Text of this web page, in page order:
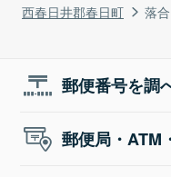
西春日井郡春日町
落合
郵便番号を調
郵便局・ATM